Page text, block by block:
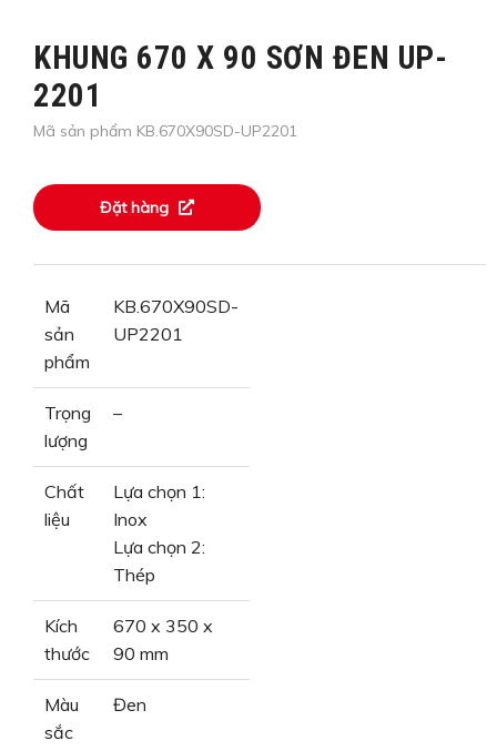
KHUNG 670 X 90 SƠN ĐEN UP-
2201
Mã sản phẩm KB.670X90SD-UP2201
Đặt hàng
Mã
sản
phẩm
KB.670X90SD-
UP2201
Trọng
lượng
–
Chất
liệu
Lựa chọn 1:
Inox
Lựa chọn 2:
Thép
Kích
thước
670 x 350 x
90 mm
Màu
sắc
Đen